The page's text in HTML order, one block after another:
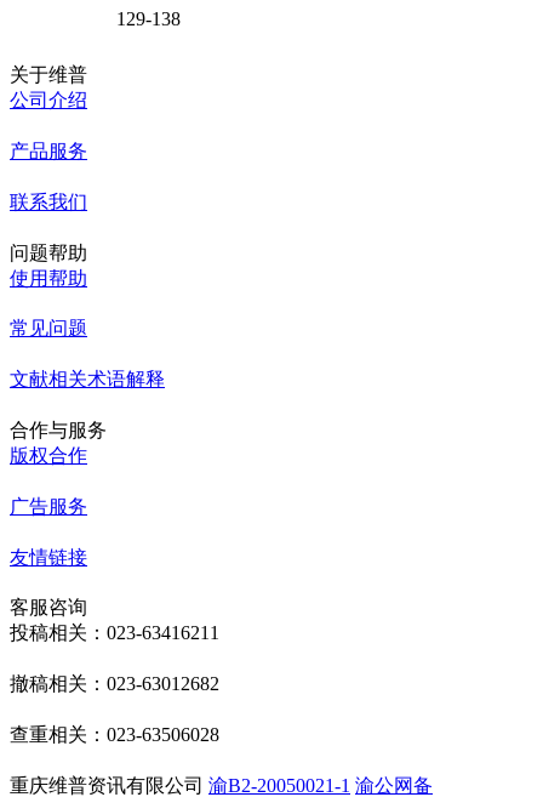
129-138
关于维普
公司介绍
产品服务
联系我们
问题帮助
使用帮助
常见问题
文献相关术语解释
合作与服务
版权合作
广告服务
友情链接
客服咨询
投稿相关：023-63416211
撤稿相关：023-63012682
查重相关：023-63506028
重庆维普资讯有限公司 渝B2-20050021-1 渝公网备